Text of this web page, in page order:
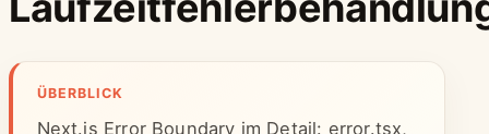
ÜBERBLICK
Next.js Error Boundary im Detail: error.tsx,